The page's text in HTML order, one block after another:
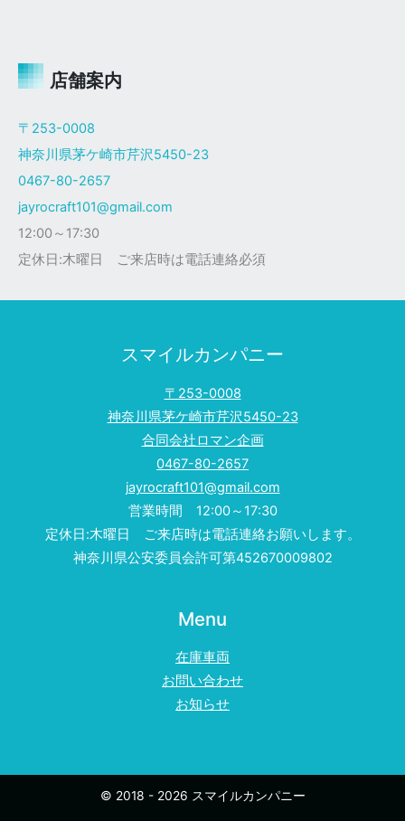
Ｘ
ク
様
店舗案内
〒253-0008
神奈川県茅ケ崎市芹沢5450-23
0467-80-2657
jayrocraft101@gmail.com
12:00～17:30
定休日:木曜日 ご来店時は電話連絡必須
スマイルカンパニー
〒253-0008
神奈川県茅ケ崎市芹沢5450-23
合同会社ロマン企画
0467-80-2657
jayrocraft101@gmail.com
営業時間 12:00～17:30
定休日:木曜日 ご来店時は電話連絡お願いします。
神奈川県公安委員会許可第452670009802
Menu
在庫車両
お問い合わせ
お知らせ
© 2018 - 2026 スマイルカンパニー